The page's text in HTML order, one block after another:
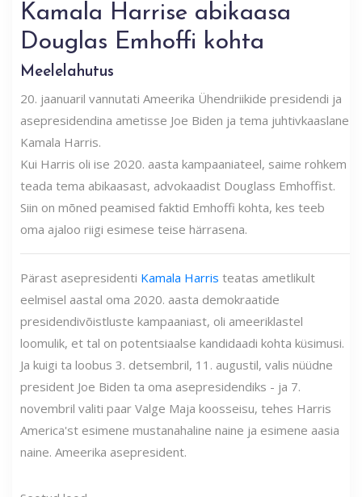
Kamala Harrise abikaasa
Douglas Emhoffi kohta
Meelelahutus
20. jaanuaril vannutati Ameerika Ühendriikide presidendi ja
asepresidendina ametisse Joe Biden ja tema juhtivkaaslane
Kamala Harris.
Kui Harris oli ise 2020. aasta kampaaniateel, saime rohkem
teada tema abikaasast, advokaadist Douglass Emhoffist.
Siin on mõned peamised faktid Emhoffi kohta, kes teeb
oma ajaloo riigi esimese teise härrasena.
Pärast asepresidenti Kamala Harris teatas ametlikult
eelmisel aastal oma 2020. aasta demokraatide
presidendivõistluste kampaaniast, oli ameeriklastel
loomulik, et tal on potentsiaalse kandidaadi kohta küsimusi.
Ja kuigi ta loobus 3. detsembril, 11. augustil, valis nüüdne
president Joe Biden ta oma asepresidendiks - ja 7.
novembril valiti paar Valge Maja koosseisu, tehes Harris
America'st esimene mustanahaline naine ja esimene aasia
naine. Ameerika asepresident.